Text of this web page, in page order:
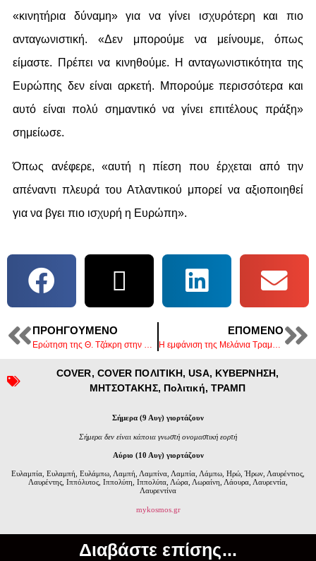
«κινητήρια δύναμη» για να γίνει ισχυρότερη και πιο
ανταγωνιστική. «Δεν μπορούμε να μείνουμε, όπως
είμαστε. Πρέπει να κινηθούμε. Η ανταγωνιστικότητα της
Ευρώπης δεν είναι αρκετή. Μπορούμε περισσότερα και
αυτό είναι πολύ σημαντικό να γίνει επιτέλους πράξη»
σημείωσε.
Όπως ανέφερε, «αυτή η πίεση που έρχεται από την
απέναντι πλευρά του Ατλαντικού μπορεί να αξιοποιηθεί
για να βγει πιο ισχυρή η Ευρώπη».
ΠΡΟΗΓΟΎΜΕΝΟ ΕΠΌΜΕΝΟ
COVER, COVER ΠΟΛΙΤΙΚΗ,USA, ΚΥΒΕΡΝΗΣΗ,
ΜΗΤΣΟΤΑΚΗΣ, Πολιτική, ΤΡΑΜΠ
Σήμερα (9 Αυγ) γιορτάζουν
Σήμερα δεν είναι κάποια γνωστή ονομαστική εορτή
Αύριο (10 Αυγ) γιορτάζουν
Ευλαμπία, Ευλαμπή, Ευλάμπω, Λαμπή, Λαμπίνα, Λαμπία, Λάμπω, Ηρώ, Ήρων, Λαυρέντιος,
Λαυρέντης, Ιππόλυτος, Ιππολύτη, Ιππολύτα, Λώρα, Λωραίνη, Λάουρα, Λαυρεντία,
Λαυρεντίνα
mykosmos.gr
Διαβάστε επίσης...